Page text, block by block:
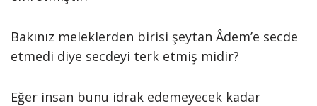
Bakınız meleklerden birisi şeytan Âdem’e secde
etmedi diye secdeyi terk etmiş midir?
Eğer insan bunu idrak edemeyecek kadar